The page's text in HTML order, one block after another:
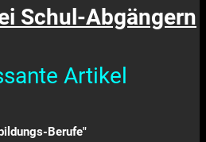
Schul-Abgängern
Artikel
Berufe"